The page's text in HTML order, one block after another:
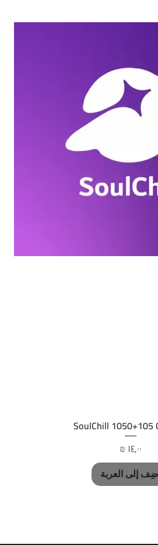
العرض السريع
SoulChill 1050+105
السعر
إلى العربة